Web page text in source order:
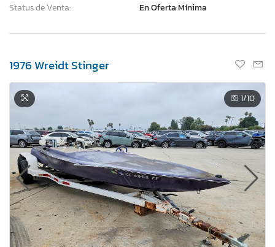
Status de Venta:
En Oferta Mínima
1976 Wreidt Stinger
1/10